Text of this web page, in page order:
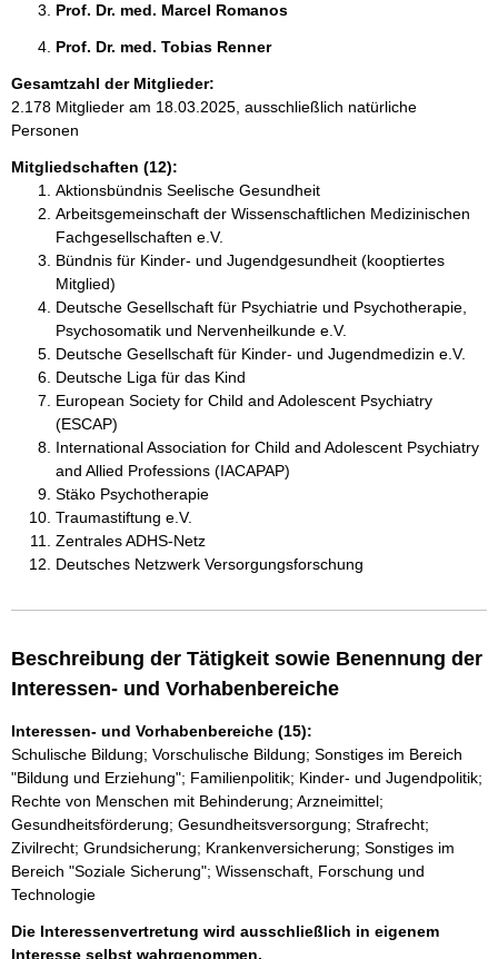
Prof. Dr. med. Marcel Romanos
Prof. Dr. med. Tobias Renner
Gesamtzahl der Mitglieder:
2.178 Mitglieder am 18.03.2025, ausschließlich natürliche
Personen
Mitgliedschaften (12):
Aktionsbündnis Seelische Gesundheit
Arbeitsgemeinschaft der Wissenschaftlichen Medizinischen
Fachgesellschaften e.V.
Bündnis für Kinder- und Jugendgesundheit (kooptiertes
Mitglied)
Deutsche Gesellschaft für Psychiatrie und Psychotherapie,
Psychosomatik und Nervenheilkunde e.V.
Deutsche Gesellschaft für Kinder- und Jugendmedizin e.V.
Deutsche Liga für das Kind
European Society for Child and Adolescent Psychiatry
(ESCAP)
International Association for Child and Adolescent Psychiatry
and Allied Professions (IACAPAP)
Stäko Psychotherapie
Traumastiftung e.V.
Zentrales ADHS-Netz
Deutsches Netzwerk Versorgungsforschung
Beschreibung der Tätigkeit sowie Benennung der
Interessen- und Vorhabenbereiche
Interessen- und Vorhabenbereiche (15):
Schulische Bildung; Vorschulische Bildung; Sonstiges im Bereich
"Bildung und Erziehung"; Familienpolitik; Kinder- und Jugendpolitik;
Rechte von Menschen mit Behinderung; Arzneimittel;
Gesundheitsförderung; Gesundheitsversorgung; Strafrecht;
Zivilrecht; Grundsicherung; Krankenversicherung; Sonstiges im
Bereich "Soziale Sicherung"; Wissenschaft, Forschung und
Technologie
Die Interessenvertretung wird ausschließlich in eigenem
Interesse selbst wahrgenommen.